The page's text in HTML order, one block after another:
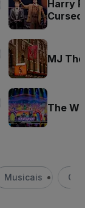
Harry
Cursed
MJ
The
Musicais